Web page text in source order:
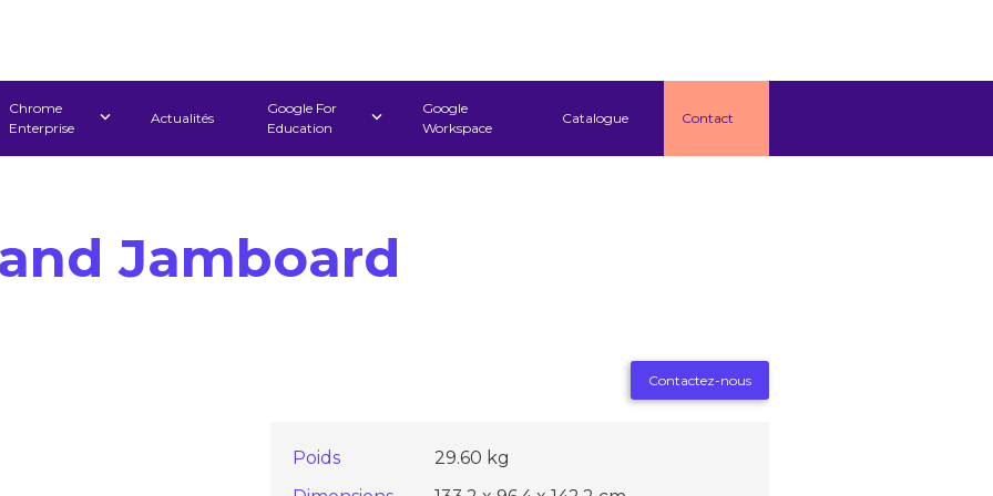
Chrome
Enterprise
Actualités
Google For
Education
Google
Workspace
Catalogue Contact
Jamboard
Contactez-nous
Poids
29.60 kg